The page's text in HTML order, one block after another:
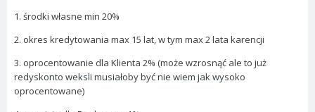
1. środki własne min 20%
2. okres kredytowania max 15 lat, w tym max 2 lata karencji
3. oprocentowanie dla Klienta 2% (może wzrosnąć ale to już
redyskonto weksli musiałoby być nie wiem jak wysoko
oprocentowane)